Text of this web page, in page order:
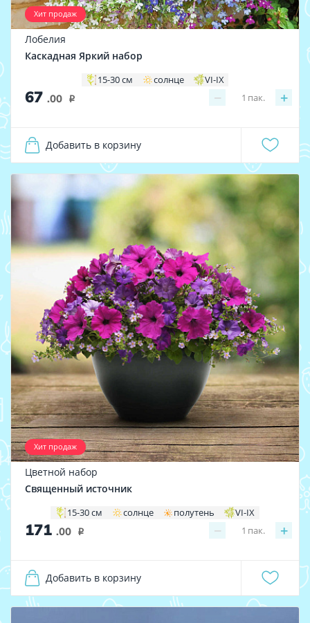
Хит продаж
Лобелия
Каскадная Яркий набор
15-30 см солнце VI-IX
67 .00 i − +
1 пак.
Добавить в корзину
Хит продаж
Цветной набор
Священный источник
15-30 см солнце полутень VI-IX
171 .00 i − +
1 пак.
Добавить в корзину